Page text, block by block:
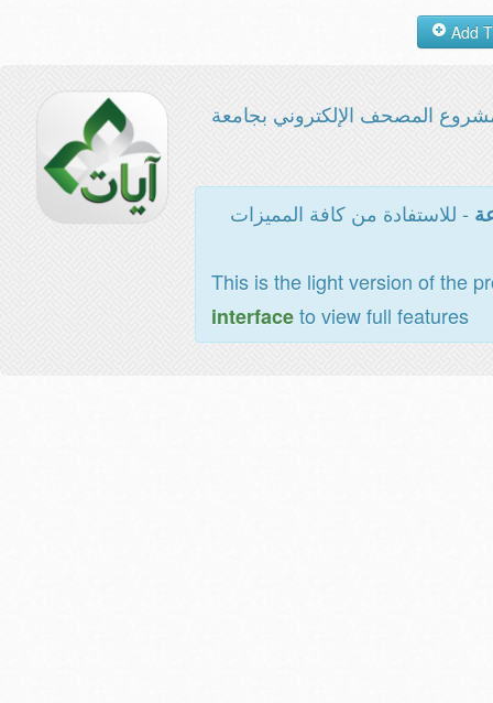
المصحف الإلكتروني بجامعة
- للاستفادة من كافة المميزات
This is the light version of the
interfaceto view full features